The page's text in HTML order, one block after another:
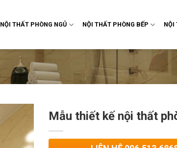
NỘI THẤT PHÒNG NGỦ NỘI THẤT PHÒNG BẾP NỘI
Mẫu thiết kế nội thất